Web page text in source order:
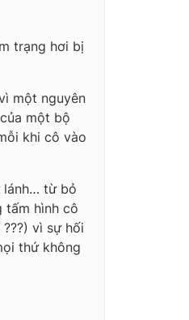
trạng hơi bị
một nguyên
một bộ
khi cô vào
lánh… từ bỏ
tấm hình cô
vì sự hối
thứ không